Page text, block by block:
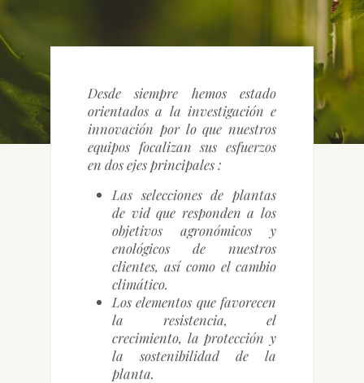
Desde siempre hemos estado
orientados a la investigación e
innovación por lo que nuestros
equipos focalizan sus esfuerzos
en dos ejes principales :
Las selecciones de plantas
de vid que responden a los
objetivos agronómicos y
enológicos de nuestros
clientes, así como el cambio
climático.
Los elementos que favorecen
la resistencia, el
crecimiento, la protección y
la sostenibilidad de la
planta.